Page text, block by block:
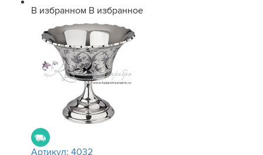
В избранном В избранное
Артикул: 4032